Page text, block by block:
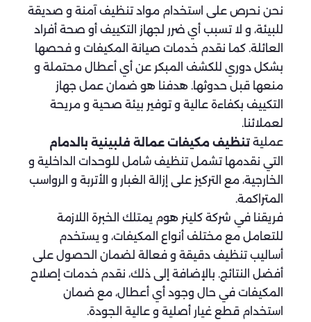
نحن نحرص على استخدام مواد تنظيف آمنة و صديقة
للبيئة، و لا تسبب أي ضرر لجهاز التكييف أو صحة أفراد
العائلة. كما نقدم خدمات صيانة المكيفات و فحصها
بشكل دوري للكشف المبكر عن أي أعطال محتملة و
منعها قبل حدوثها. هدفنا هو ضمان عمل جهاز
التكييف بكفاءة عالية و توفير بيئة صحية و مريحة
لعملائنا.
عملية تنظيف مكيفات عمالة فلبينية بالدمام
التي نقدمها تشمل تنظيف شامل للوحدات الداخلية و
الخارجية، مع التركيز على إزالة الغبار و الأتربة و الرواسب
المتراكمة.
فريقنا في شركة كلينر هوم يمتلك الخبرة اللازمة
للتعامل مع مختلف أنواع المكيفات، و يستخدم
أساليب تنظيف دقيقة و فعالة لضمان الحصول على
أفضل النتائج. بالإضافة إلى ذلك، نقدم خدمات إصلاح
المكيفات في حال وجود أي أعطال، مع ضمان
استخدام قطع غيار أصلية و عالية الجودة.